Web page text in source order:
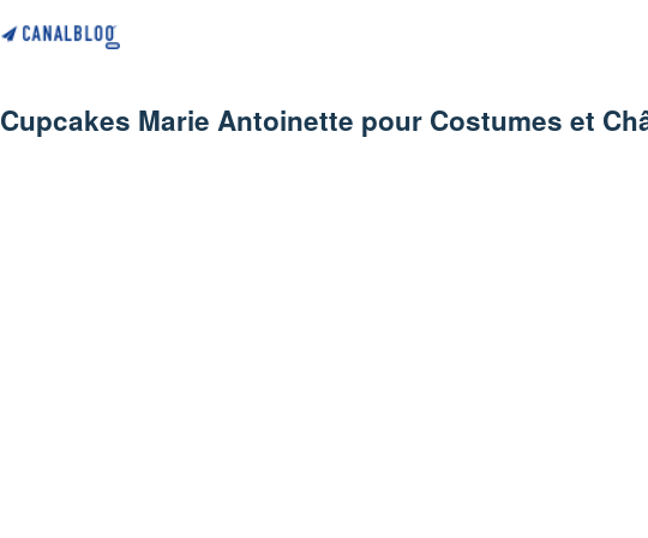
Cupcakes Marie Antoinette pour Costumes et